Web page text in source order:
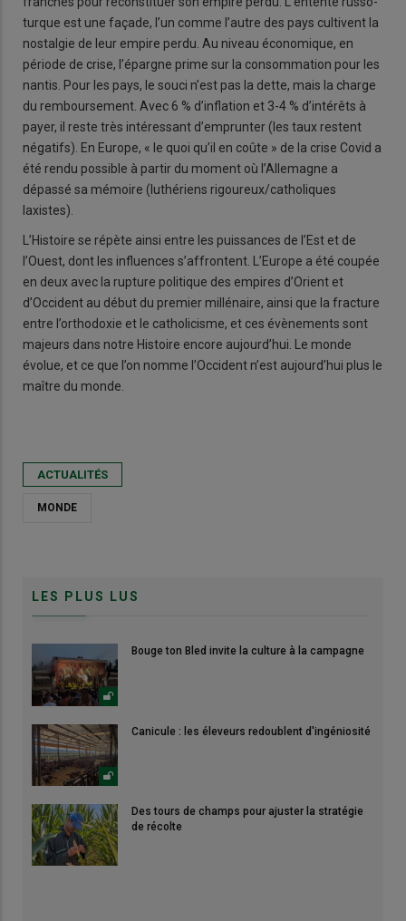
turque est une façade, l’un comme l’autre des pays cultivent la
nostalgie de leur empire perdu. Au niveau économique, en
période de crise, l’épargne prime sur la consommation pour les
nantis. Pour les pays, le souci n’est pas la dette, mais la charge
du remboursement. Avec 6 % d’inflation et 3-4 % d’intérêts à
payer, il reste très intéressant d’emprunter (les taux restent
négatifs). En Europe, « le quoi qu’il en coûte » de la crise Covid a
été rendu possible à partir du moment où l’Allemagne a
dépassé sa mémoire (luthériens rigoureux/catholiques
laxistes).
L’Histoire se répète ainsi entre les puissances de l’Est et de
l’Ouest, dont les influences s’affrontent. L’Europe a été coupée
en deux avec la rupture politique des empires d’Orient et
d’Occident au début du premier millénaire, ainsi que la fracture
entre l’orthodoxie et le catholicisme, et ces évènements sont
majeurs dans notre Histoire encore aujourd’hui. Le monde
évolue, et ce que l’on nomme l’Occident n’est aujourd’hui plus le
maître du monde.
ACTUALITÉS
MONDE
LES PLUS LUS
Bouge ton Bled invite la culture à la campagne
Canicule : les éleveurs redoublent d'ingéniosité
Des tours de champs pour ajuster la stratégie
de récolte